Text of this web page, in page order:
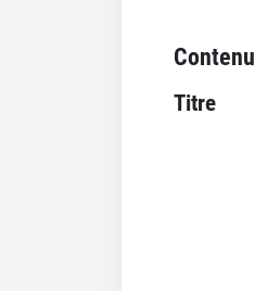
Contenu
Titre